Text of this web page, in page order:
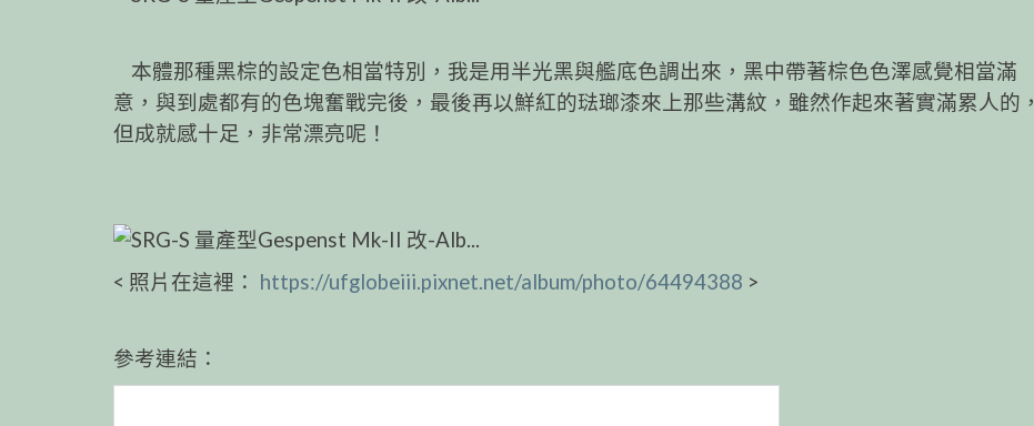
本體那種黑棕的設定色相當特別，我是用半光黑與艦底色調出來，黑中帶著棕色色澤感覺相當滿
意，與到處都有的色塊奮戰完後，最後再以鮮紅的琺瑯漆來上那些溝紋，雖然作起來著實滿累人的，
但成就感十足，非常漂亮呢！
< 照片在這裡： https://ufglobeiii.pixnet.net/album/photo/64494388 >
參考連結：